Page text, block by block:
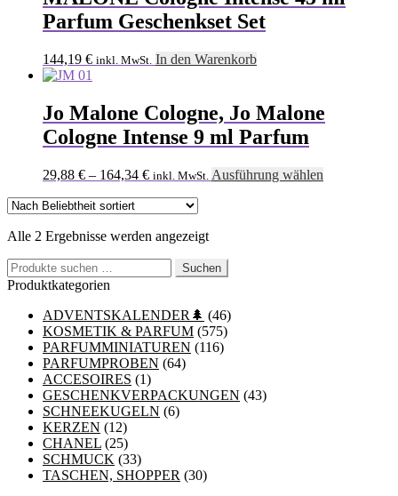
Parfum Geschenkset Set
144,19 € inkl. MwSt. In den Warenkorb
Jo Malone Cologne, Jo Malone
Cologne Intense 9 ml Parfum
29,88 € – 164,34 € inkl. MwSt. Ausführung wählen
Alle 2 Ergebnisse werden angezeigtNach
sortiert
Suchen
nach:
Suchen
Produktkategorien
ADVENTSKALENDER🌲 (46)
KOSMETIK & PARFUM (575)
PARFUMMINIATUREN (116)
PARFUMPROBEN (64)
ACCESOIRES (1)
GESCHENKVERPACKUNGEN (43)
SCHNEEKUGELN (6)
KERZEN (12)
CHANEL (25)
SCHMUCK (33)
TASCHEN, SHOPPER (30)